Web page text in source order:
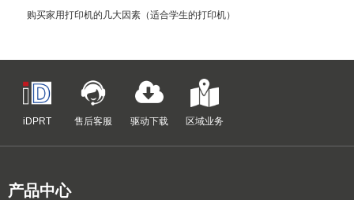
购买家用打印机的几大因素（适合学生的打印机）
iDPRT 售后客服 驱动下载 区域业务
产品中心